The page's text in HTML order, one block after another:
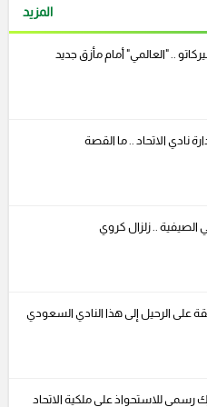
المزيد
.. "العالمي" أمام مأزق جديد
نادي الاتحاد .. ما القصة
.. زلزال كروي
على الرحيل إلى هذا النادي السعودي
رسمي للاستحواذ على ملكية الاتحاد